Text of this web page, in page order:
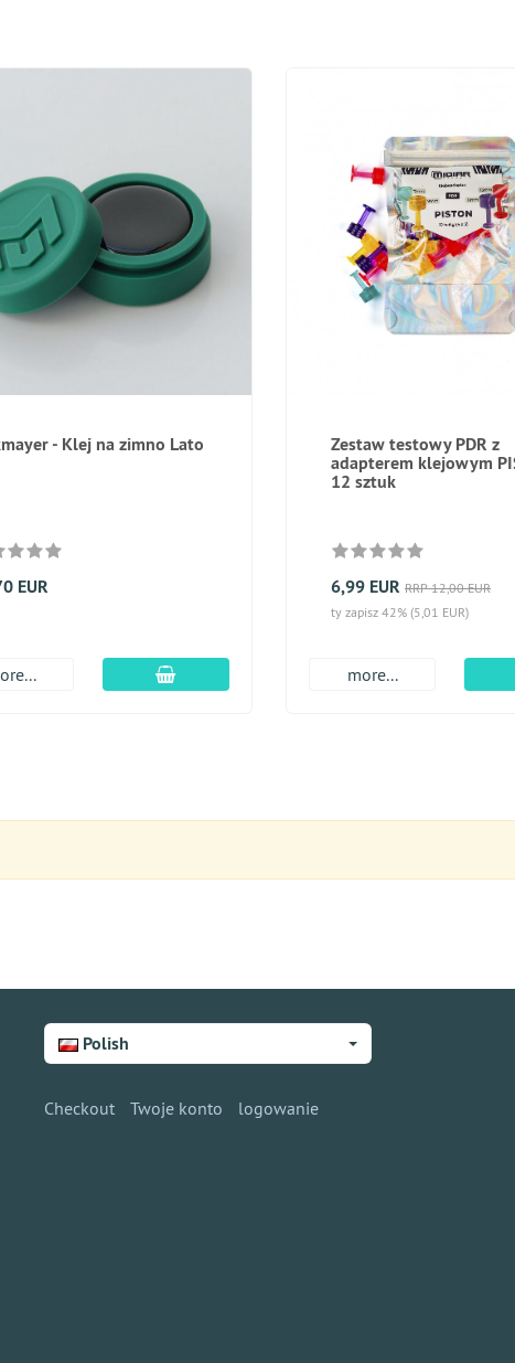
- Klej na zimno Lato
EUR
dodaj do koszyka
Zestaw testowy PDR z
adapterem klejowym
12 sztuk
6,99 EUR RRP 12,00 EUR
ty zapisz 42% (5,01 EUR)
more...
Polish
Checkout Twoje konto logowanie